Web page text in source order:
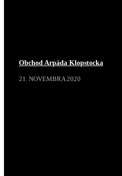
Obchod Arpáda Klopstocka
21. NOVEMBRA 2020